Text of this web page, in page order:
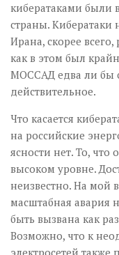
кибератаками были
страны.
Ирана, скорее
как в этом был
МОССАД едва ли бы
действительное.
Что касается
на российские
ясности нет. То, что
высоком уровне.
неизвестно. На мой
масштабная авария
быть вызвана как
Возможно, что к
электросетей